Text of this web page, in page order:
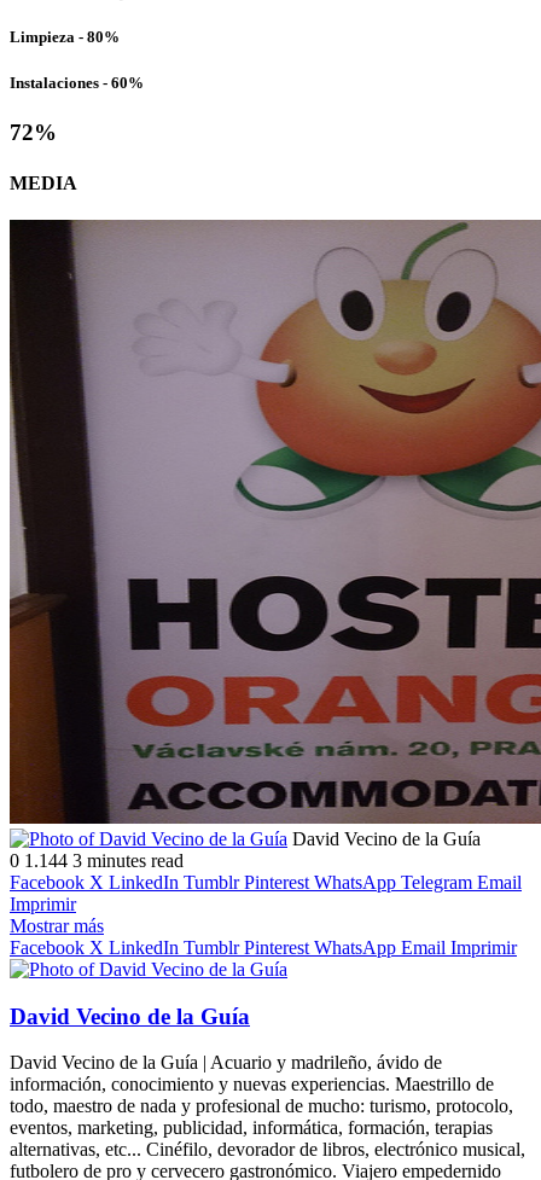
Limpieza - 80%
Instalaciones - 60%
72%
MEDIA
David Vecino de la Guía
X
email
0 1.144 3 minutes read
Facebook X LinkedIn Tumblr Pinterest WhatsApp Telegram Email
Imprimir
Mostrar más
Facebook X LinkedIn Tumblr Pinterest WhatsApp Email Imprimir
David Vecino de la Guía
David Vecino de la Guía | Acuario y madrileño, ávido de
información, conocimiento y nuevas experiencias. Maestrillo de
todo, maestro de nada y profesional de mucho: turismo, protocolo,
eventos, marketing, publicidad, informática, formación, terapias
alternativas, etc... Cinéfilo, devorador de libros, electrónico musical,
futbolero de pro y cervecero gastronómico. Viajero empedernido